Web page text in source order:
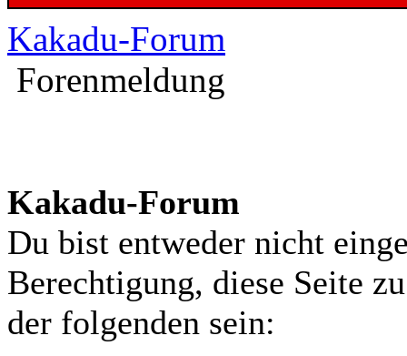
Kakadu-Forum
Forenmeldung
Kakadu-Forum
Du bist entweder nicht
Berechtigung, diese Seite
der folgenden sein: